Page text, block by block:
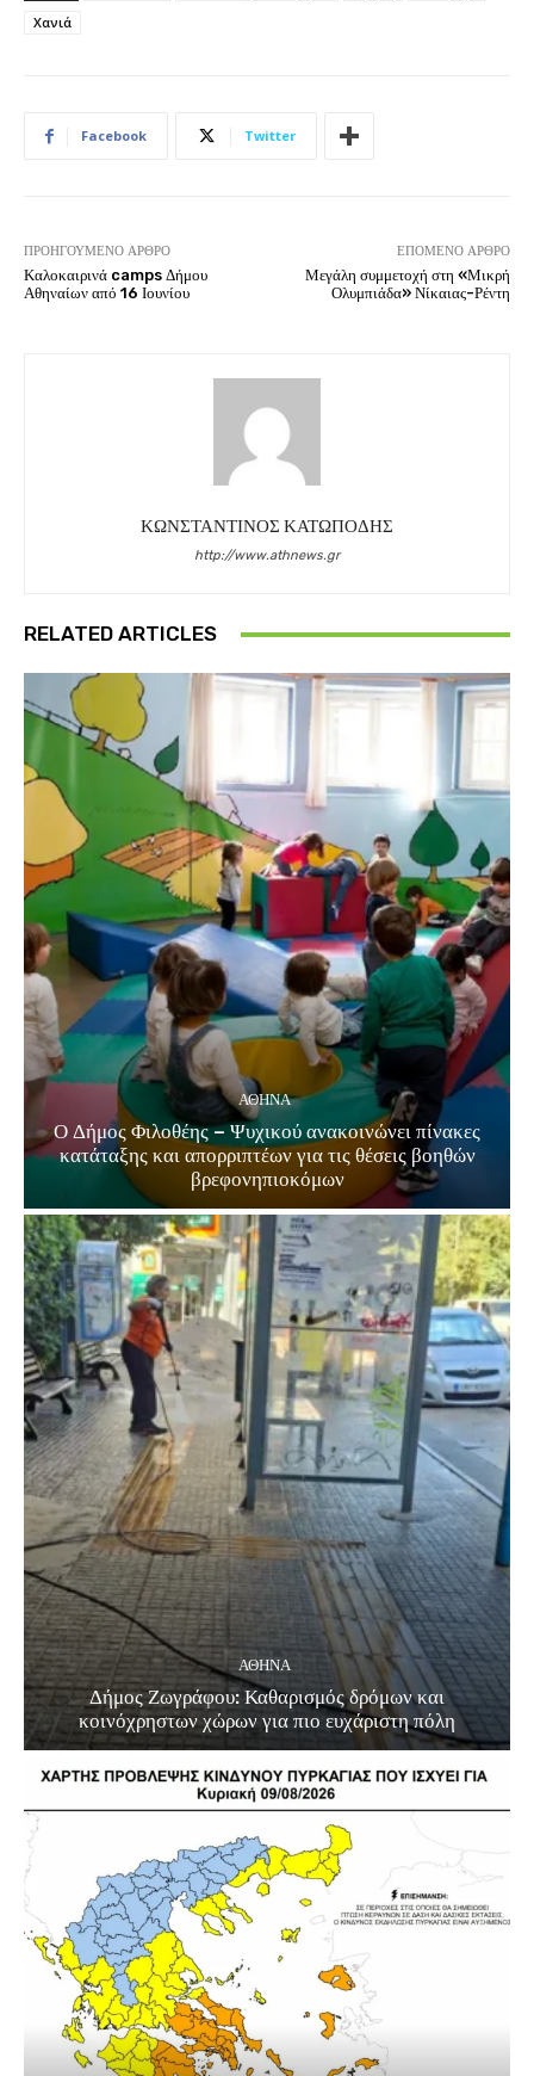
Χανιά
Facebook Twitter
ΠΡΟΗΓΟΎΜΕΝΟ ΆΡΘΡΟ
Καλοκαιρινά camps Δήμου
Αθηναίων από 16 Ιουνίου
ΕΠΌΜΕΝΟ ΆΡΘΡΟ
Μεγάλη συμμετοχή στη «Μικρή
Ολυμπιάδα» Νίκαιας-Ρέντη
ΚΩΝΣΤΑΝΤΙΝΟΣ ΚΑΤΩΠΟΔΗΣ
http://www.athnews.gr
RELATED ARTICLES
ΑΘΗΝΑ
Ο Δήμος Φιλοθέης – Ψυχικού ανακοινώνει πίνακες
κατάταξης και απορριπτέων για τις θέσεις βοηθών
βρεφονηπιοκόμων
ΑΘΗΝΑ
Δήμος Ζωγράφου: Καθαρισμός δρόμων και
κοινόχρηστων χώρων για πιο ευχάριστη πόλη